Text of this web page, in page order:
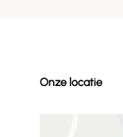
Onze locatie